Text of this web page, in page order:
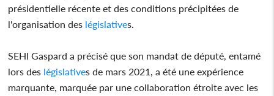
présidentielle récente et des conditions précipitées de
l'organisation des législatives.
SEHI Gaspard a précisé que son mandat de député, entamé
lors des législatives de mars 2021, a été une expérience
marquante, marquée par une collaboration étroite avec les